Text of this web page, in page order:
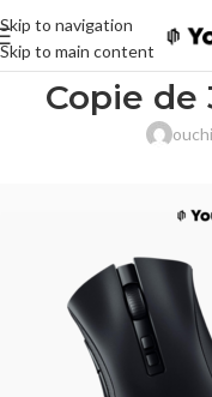
Skip to navigation
Skip to main content
Copie de